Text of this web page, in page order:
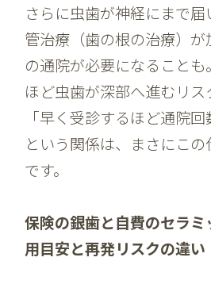
さらに虫歯が神経にまで
管治療（歯の根の治療）
の通院が必要になること
ほど虫歯が深部へ進むリス
「早く受診するほど通院回
という関係は、まさにこ
です。
保険の銀歯と自費のセラ
用目安と再発リスクの違い